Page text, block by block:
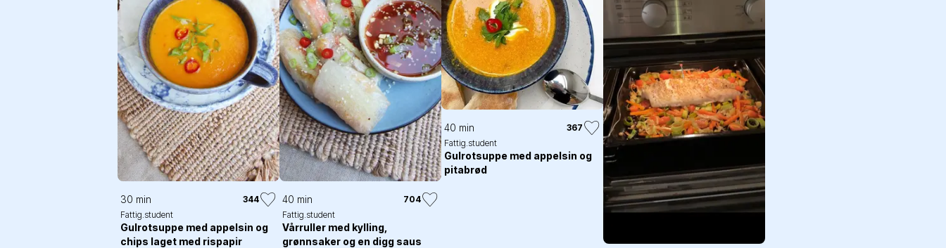
30 min
344
Fattig.student
Gulrotsuppe med appelsin og
chips laget med rispapir
40 min
704
Fattig.student
Vårruller med kylling,
grønnsaker og en digg saus
40 min
367
Fattig.student
Gulrotsuppe med appelsin og
pitabrød